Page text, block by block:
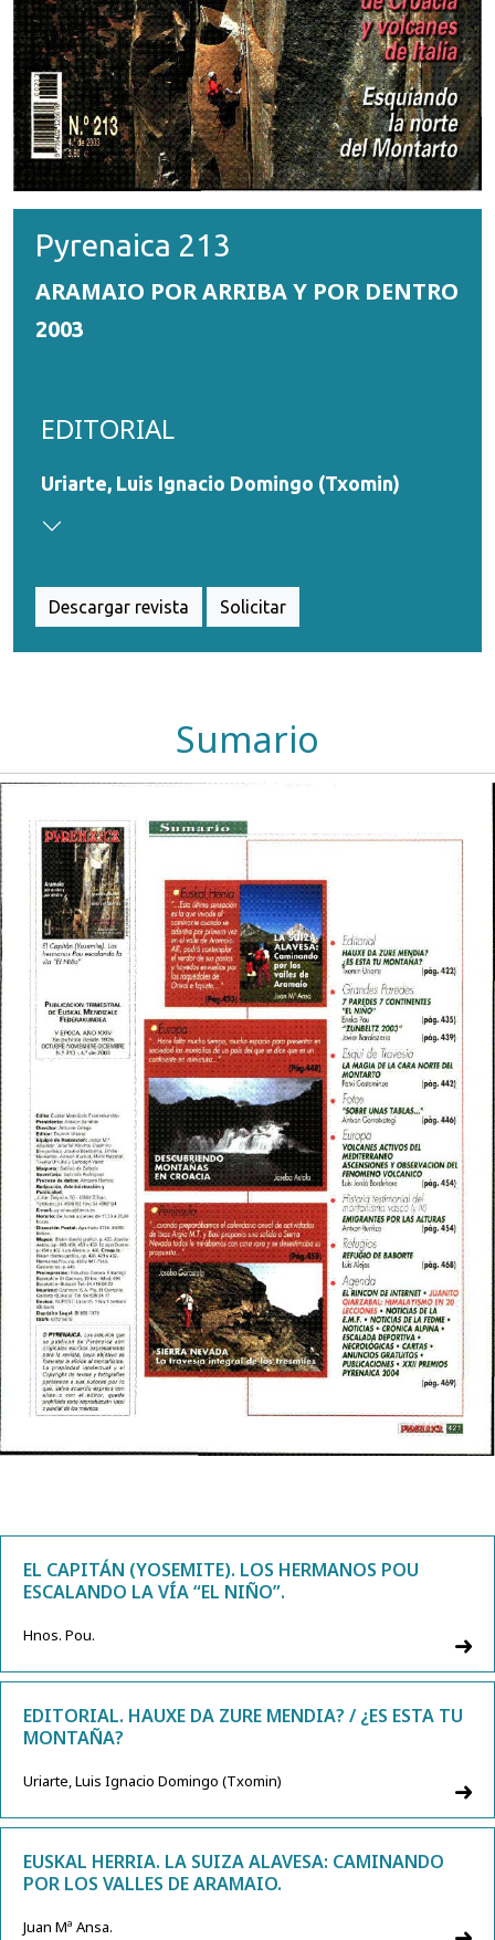
Pyrenaica 213
ARAMAIO POR ARRIBA Y POR DENTRO
2003
EDITORIAL
Uriarte, Luis Ignacio Domingo (Txomin)
Descargar revista Solicitar
Sumario
EL CAPITÁN (YOSEMITE). LOS HERMANOS POU
ESCALANDO LA VÍA “EL NIÑO”.
Hnos. Pou.
EDITORIAL. HAUXE DA ZURE MENDIA? / ¿ES ESTA TU
MONTAÑA?
Uriarte, Luis Ignacio Domingo (Txomin)
EUSKAL HERRIA. LA SUIZA ALAVESA: CAMINANDO
POR LOS VALLES DE ARAMAIO.
Juan Mª Ansa.